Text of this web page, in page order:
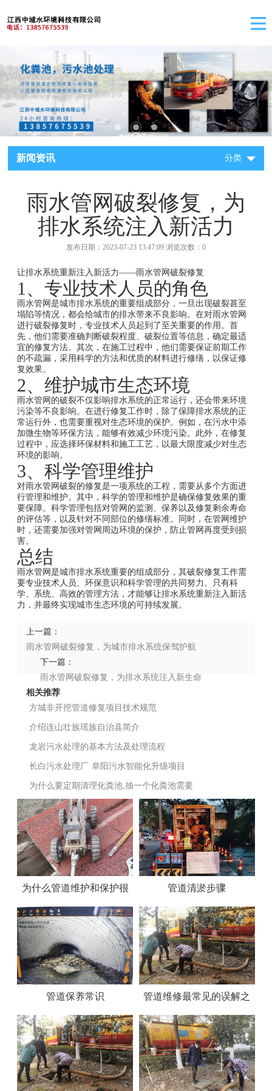
新闻资讯 分类
雨水管网破裂修复，为
排水系统注入新活力
发布日期：2023-07-23 13:47:09 浏览次数：0
让排水系统重新注入新活力——雨水管网破裂修复
1、专业技术人员的角色
雨水管网是城市排水系统的重要组成部分，一旦出现破裂甚至
塌陷等情况，都会给城市的排水带来不良影响。在对雨水管网
进行破裂修复时，专业技术人员起到了至关重要的作用。首
先，他们需要准确判断破裂程度、破裂位置等信息，确定最适
宜的修复方法。其次，在施工过程中，他们需要保证前期工作
的不疏漏，采用科学的方法和优质的材料进行修缮，以保证修
复效果。
2、维护城市生态环境
雨水管网的破裂不仅影响排水系统的正常运行，还会带来环境
污染等不良影响。在进行修复工作时，除了保障排水系统的正
常运行外，也需要重视对生态环境的保护。例如，在污水中添
加微生物等环保方法，能够有效减少环境污染。此外，在修复
过程中，应选择环保材料和施工工艺，以最大限度减少对生态
环境的影响。
3、科学管理维护
对雨水管网破裂的修复是一项系统的工程，需要从多个方面进
行管理和维护。其中，科学的管理和维护是确保修复效果的重
要保障。科学管理包括对管网的监测、保养以及修复剩余寿命
的评估等，以及针对不同部位的修缮标准。同时，在管网维护
时，还需要加强对管网周边环境的保护，防止管网再度受到损
害。
总结
雨水管网是城市排水系统重要的组成部分，其破裂修复工作需
要专业技术人员、环保意识和科学管理的共同努力。只有科
学、系统、高效的管理方法，才能够让排水系统重新注入新活
力，并最终实现城市生态环境的可持续发展。
上一篇：
雨水管网破裂修复，为城市排水系统保驾护航
下一篇：
雨水管网破裂修复，为排水系统注入新生命
相关推荐
方城非开挖管道修复项目技术规范
介绍连山壮族瑶族自治县简介
龙岩污水处理的基本方法及处理流程
长白污水处理厂 阜阳污水智能化升级项目
为什么要定期清理化粪池,抽一个化粪池需要
多少钱？
为什么管道维护和保护很
重要？
管道清淤步骤
管道保养常识 管道维修最常见的误解之
一